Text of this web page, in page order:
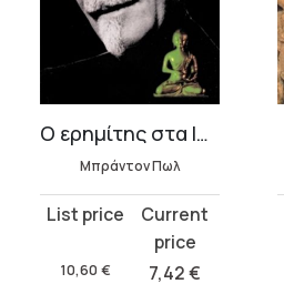
Ο ερημίτης στα Ιμαλάια
Μπράντον Πωλ
10,60 €
Original
was:
7,42€
Current